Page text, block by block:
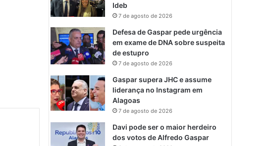
Ideb
7 de agosto de 2026
Defesa de Gaspar pede urgência
em exame de DNA sobre suspeita
de estupro
7 de agosto de 2026
Gaspar supera JHC e assume
liderança no Instagram em
Alagoas
7 de agosto de 2026
Davi pode ser o maior herdeiro
dos votos de Alfredo Gaspar